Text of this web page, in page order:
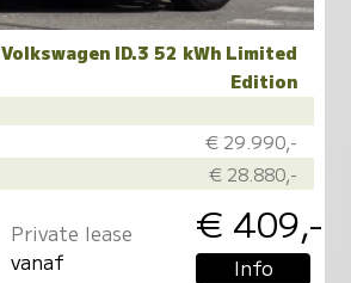
Volkswagen ID.3 52 kWh Limited
Edition
€ 29.990,-
€ 28.880,-
Private lease
vanaf
€ 409,-
Info